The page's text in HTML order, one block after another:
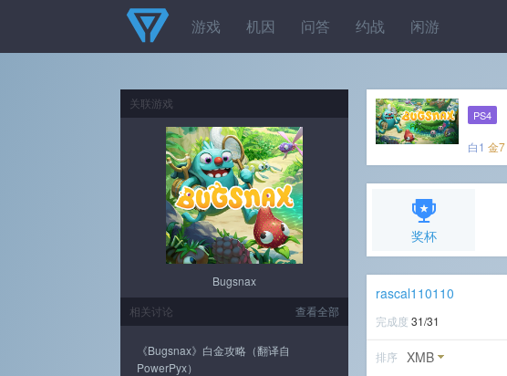
游戏 机因 问答 约战 闲游
PS4
白1 金7
奖杯
rascal110110
完成度 31/31
排序 XMB
关联游戏
Bugsnax
查看全部
相关讨论
《Bugsnax》白金攻略（翻译自
PowerPyx）